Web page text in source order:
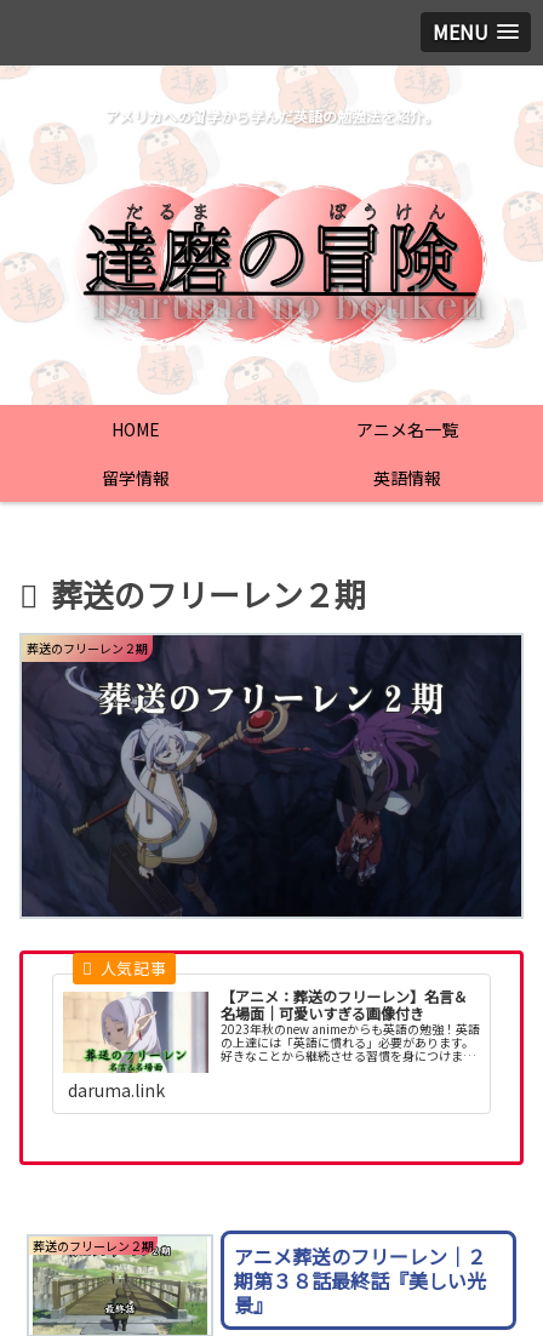
MENU
アメリカへの留学から学んだ英語の勉強法を紹介。
HOME
アニメ名一覧
留学情報
英語情報
葬送のフリーレン２期
葬送のフリーレン２期
【アニメ：葬送のフリーレン】名言＆
名場面｜可愛いすぎる画像付き
2023年秋のnew animeからも英語の勉強！英語
の上達には「英語に慣れる」必要があります。
好きなことから継続させる習慣を身につけまし
ょう！
daruma.link
葬送のフリーレン２期
アニメ葬送のフリーレン｜２
期第３８話最終話『美しい光
景』